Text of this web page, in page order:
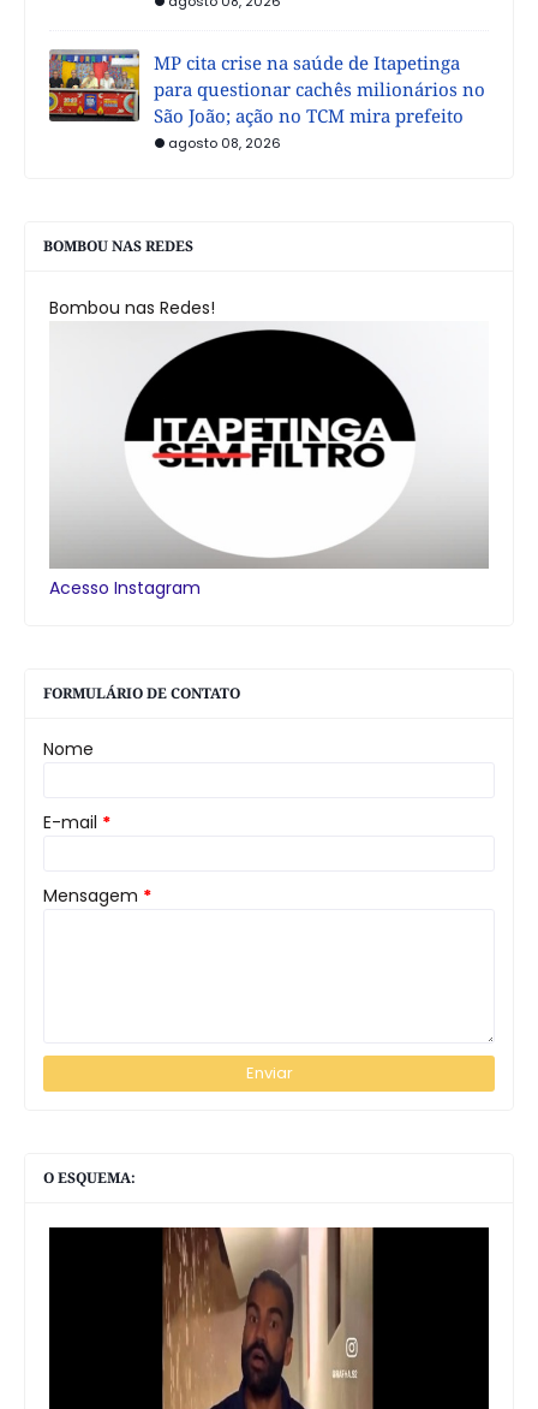
MP cita crise na saúde de Itapetinga
para questionar cachês milionários no
São João; ação no TCM mira prefeito
agosto 08, 2026
BOMBOU NAS REDES
Bombou nas Redes!
Acesso Instagram
FORMULÁRIO DE CONTATO
Nome
E-mail *
Mensagem *
O ESQUEMA: